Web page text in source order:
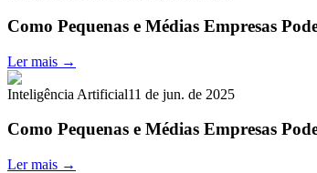
Como Pequenas e Médias Empresas
Ler mais →
Inteligência Artificial11 de jun. de 2025
Como Pequenas e Médias Empresas
Ler mais →